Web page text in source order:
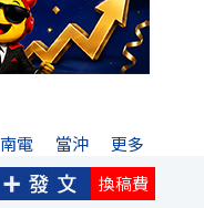
南電 當沖 更多
換稿費